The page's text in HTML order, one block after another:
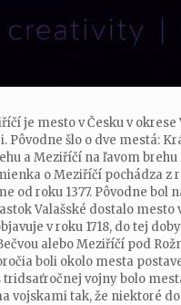
je mesto v Česku v okrese
Pôvodne šlo o dve mestá:
a Meziříčí na ľavom brehu
o Meziříčí pochádza z
od roku 1377. Pôvodne bol
Valašské dostalo mesto
v roku 1718, do tej
alebo Meziříčí pod
boli okolo mesta
tridsaťročnej vojny bolo
vojskami tak, že niektoré